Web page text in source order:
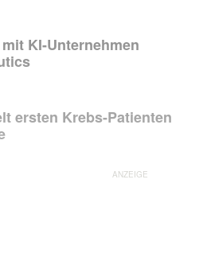
KI-Unternehmen
ersten Krebs-Patienten
ANZEIGE